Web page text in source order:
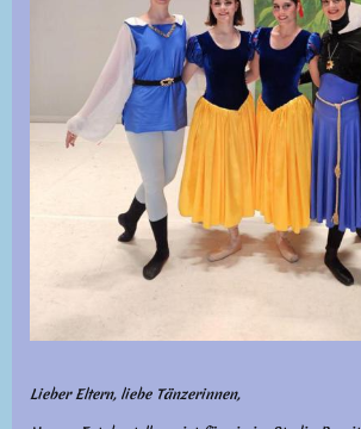
Lieber Eltern, liebe Tänzerinnen,